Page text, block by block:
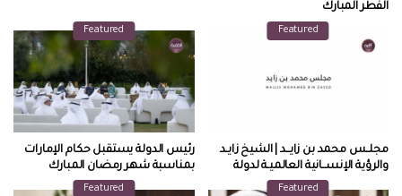
الفطر المبارك
Featured
مجلــس محمد بن زايــد | الشيخ زايـد
والرؤية الإنســانية العالميـة لدولة
Featured
رئيس الدولة يستقبل حكام الإمارات
بمناسبة شهر رمضان المبارك
Featured
Featured